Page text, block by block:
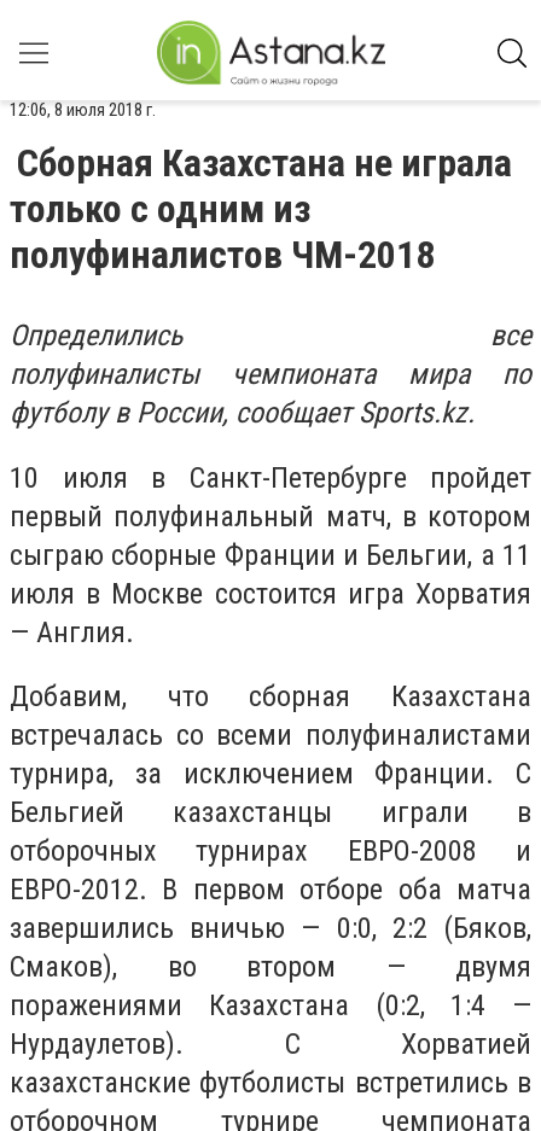
12:06, 8 июля 2018 г.
Сборная Казахстана не играла
только с одним из
полуфиналистов ЧМ-2018
Определились все
полуфиналисты чемпионата мира по
футболу в России, сообщает Sports.kz.
10 июля в Санкт-Петербурге пройдет
первый полуфинальный матч, в котором
сыграю сборные Франции и Бельгии, а 11
июля в Москве состоится игра Хорватия
— Англия.
Добавим, что сборная Казахстана
встречалась со всеми полуфиналистами
турнира, за исключением Франции. С
Бельгией казахстанцы играли в
отборочных турнирах ЕВРО-2008 и
ЕВРО-2012. В первом отборе оба матча
завершились вничью — 0:0, 2:2 (Бяков,
Смаков), во втором — двумя
поражениями Казахстана (0:2, 1:4 —
Нурдаулетов). С Хорватией
казахстанские футболисты встретились в
отборочном турнире чемпионата